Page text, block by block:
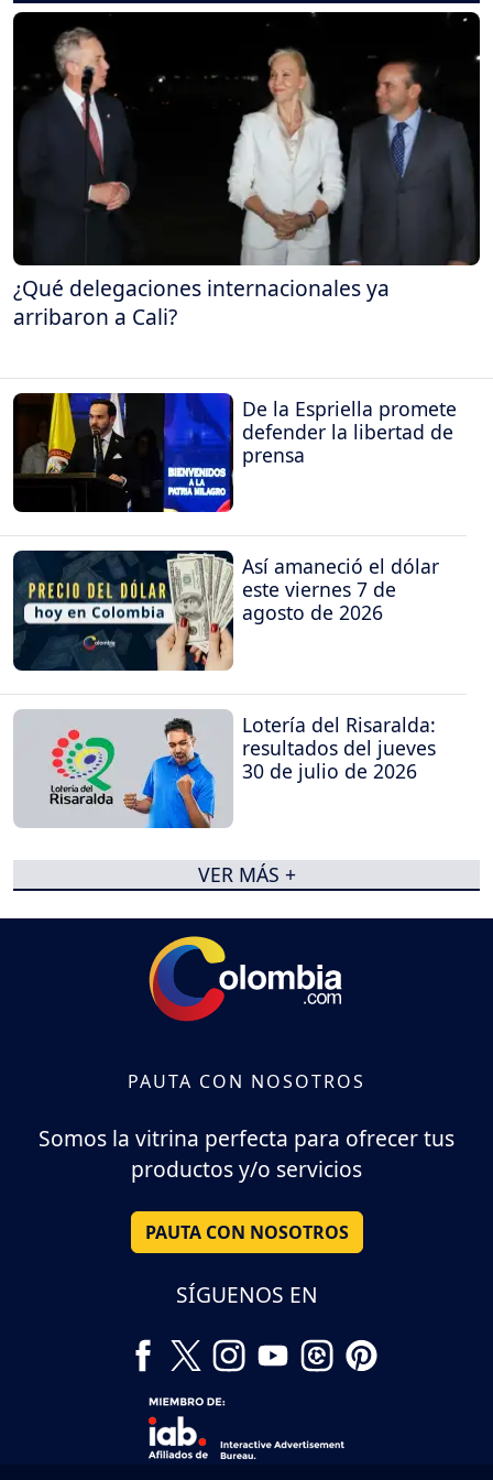
¿Qué delegaciones internacionales ya
arribaron a Cali?
De la Espriella promete
defender la libertad de
prensa
Así amaneció el dólar
este viernes 7 de
agosto de 2026
Lotería del Risaralda:
resultados del jueves
30 de julio de 2026
VER MÁS +
PAUTA CON NOSOTROS
Somos la vitrina perfecta para ofrecer tus
productos y/o servicios
PAUTA CON NOSOTROS
SÍGUENOS EN